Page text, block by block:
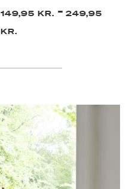
149,95 KR. - 249,95
KR.